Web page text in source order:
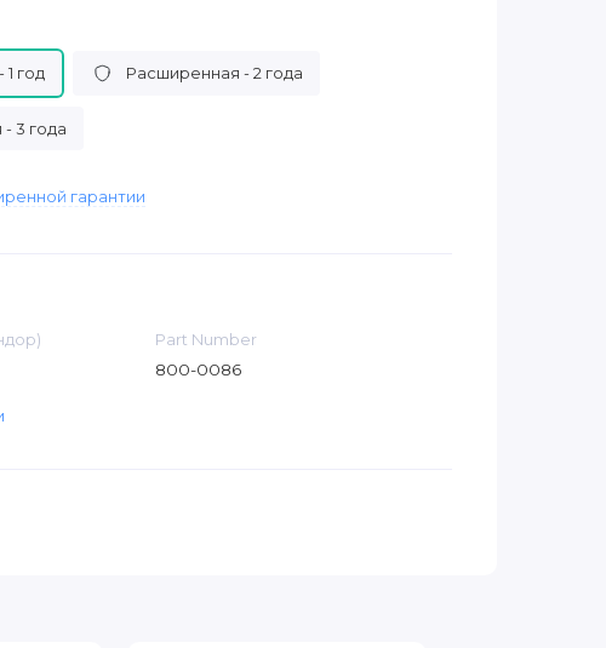
год Расширенная - 2 года
3 года
гарантии
Part Number
800-0086